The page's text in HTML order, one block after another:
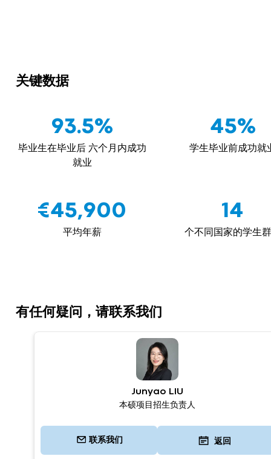
关键数据
93.5%
毕业生在毕业后 六个月内成功
就业
45%
学生毕业前成功就
€45,900
平均年薪
14
个不同国家的学生
有任何疑问，请联系我们
Junyao LIU
本硕项目招生负责人
联系我们
Junyao LIU 返回